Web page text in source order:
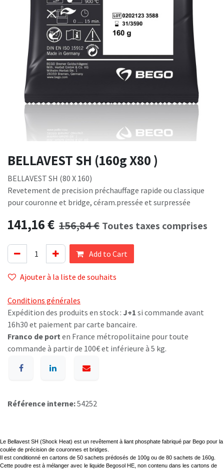
BELLAVEST SH (160g X80 )
BELLAVEST SH (80 X 160)
Revetement de precision préchauffage rapide ou classique
pour couronne et bridge, céram.pressée et surpressée
141,16€ 156,84€ Toutes taxes comprises
Add to Cart
Ajouter à la liste de souhaits
Conditions générales
Expédition des produits en stock : J+1 si commande avant
16h30 et paiement par carte bancaire.
Franco de port en France métropolitaine pour toute
commande à partir de 100€ et inférieure à 5 kg.
Référence interne:54252
Le Bellavest SH (Shock Heat) est un revêtement à liant phosphate fabriqué par Bego pour la
coulée de précision de couronnes et bridges.
Il est conditionné en cartons de 50 sachets prédosés de 100g ou de 80 sachets de 160g.
Cette poudre est à mélanger avec le liquide Begosol HE, non contenu dans les cartons de